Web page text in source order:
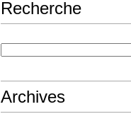
Recherche
Archives